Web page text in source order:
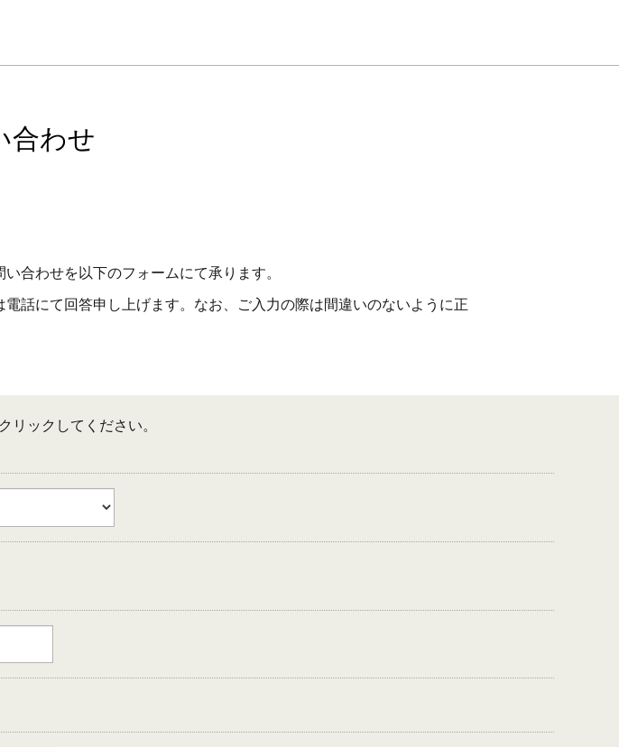
合わせ
合わせを以下のフォームにて承ります。
話にて回答申し上げます。なお、ご入力の際は間違いのないように正
ックしてください。